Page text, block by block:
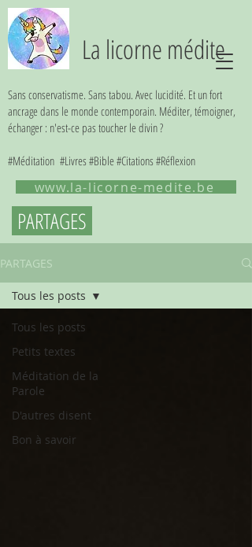
La licorne médite
Sans conservatisme. Sans tabou. Avec lucidité. Et un fort
ancrage dans le monde contemporain. Méditer, témoigner,
échanger : n'est-ce pas toucher le divin ?
#Méditation #Livres #Bible #Citations #Réflexion
www.la-licorne-medite.be
PARTAGES
PARTAGES
Tous les posts
Petits textes
Méditation de la
Parole
D'autres disent
Bon à savoir
Tous les posts